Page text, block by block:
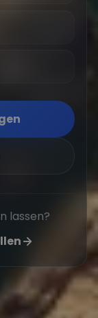
lassen?